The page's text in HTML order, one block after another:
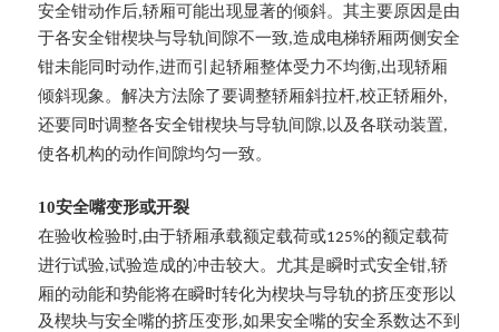
安全钳动作后,轿厢可能出现显著的倾斜。其主要原因是由
于各安全钳楔块与导轨间隙不一致,造成电梯轿厢两侧安全
钳未能同时动作,进而引起轿厢整体受力不均衡,出现轿厢
倾斜现象。解决方法除了要调整轿厢斜拉杆,校正轿厢外,
还要同时调整各安全钳楔块与导轨间隙, 以及各联动装置,
使各机构的动作间隙均匀一致。
10安全嘴变形或开裂
在验收检验时,由于轿厢承载额定载荷或125%的额定载荷
进行试验,试验造成的冲击较大。尤其是瞬时式安全钳,轿
厢的动能和势能将在瞬时转化为楔块与导轨的挤压变形以
及楔块与安全嘴的挤压变形,如果安全嘴的安全系数达不到